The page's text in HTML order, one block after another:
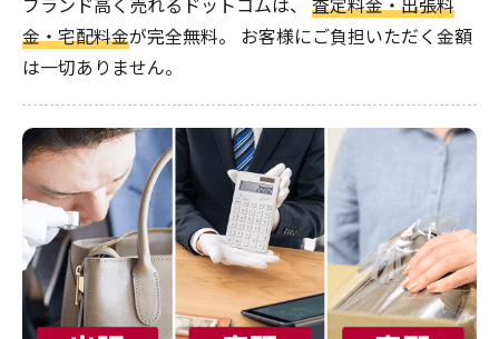
金・宅配料金が完全無料。 お客様にご負担いただく金額
は一切ありません。